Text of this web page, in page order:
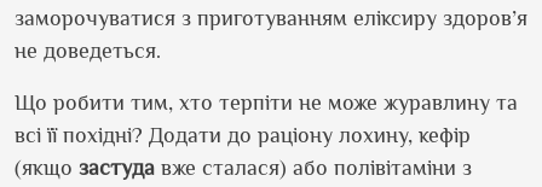
заморочуватися з приготуванням еліксиру здоров’я
не доведеться.
Що робити тим, хто терпіти не може журавлину та
всі її похідні? Додати до раціону лохину, кефір
(якщо застуда вже сталася) або полівітаміни з